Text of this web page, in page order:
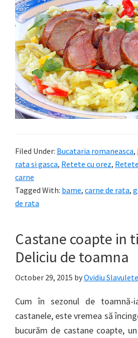
Filed Under: Bucataria romaneasca,
rata si gasca, Retete cu orez,
carne
Tagged With: bame, carne de rata,
de rata
Castane coapte in
Deliciu de toamna
October 29, 2015 byOvidiu Slavulete
Cum în sezonul de
castanele, este vremea să
bucurăm de castane coapte,